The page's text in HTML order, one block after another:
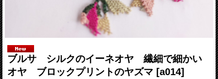
ブルサ シルクのイーネオヤ 繊細で細かい
オヤ ブロックプリントのヤズマ [a014]